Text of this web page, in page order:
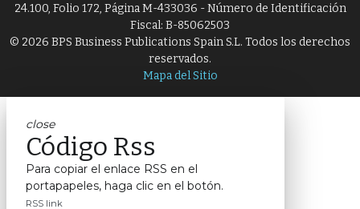
24.100, Folio 172, Página M-433036 - Número de Identificación
Fiscal: B-85062503
© 2026 BPS Business Publications Spain S.L. Todos los derechos
reservados.
Mapa del Sitio
close
Código Rss
Para copiar el enlace RSS en el
portapapeles, haga clic en el botón.
RSS link